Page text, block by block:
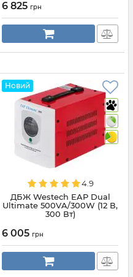
6 825 грн
Новий
4.9
ДБЖ Westech EAP Dual
Ultimate 500VA/300W (12 В,
300 Вт)
6 005 грн